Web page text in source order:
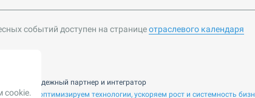
событий доступен на страницеотраслевого календаря
— ваш надежный партнер и интегратор
и оптимизируем технологии, ускоряем рост и системность
cookie.